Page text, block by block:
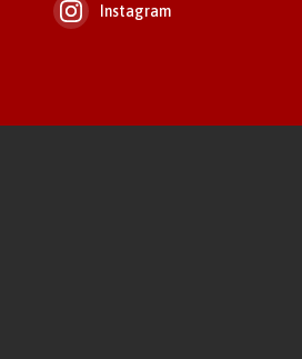
Instagram